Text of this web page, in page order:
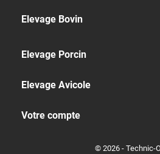
Elevage Bovin
Elevage Porcin
Elevage Avicole
Votre compte
© 2026 - Technic-